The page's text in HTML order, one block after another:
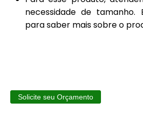
necessidade de
para saber mais sobre o
Solicite seu Orçamento